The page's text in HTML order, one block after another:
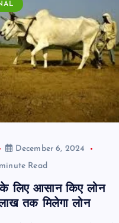
December 6, 2024
Read
लिए आसान किए लोन
लाख तक मिलेगा लोन